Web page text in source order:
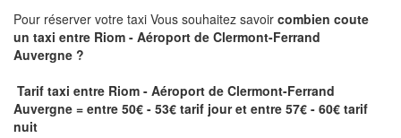
Pour réserver votre taxi Vous souhaitez savoir combien coute
un taxi entre Riom - Aéroport de Clermont-Ferrand
Auvergne ?
Tarif taxi entre Riom - Aéroport de Clermont-Ferrand
Auvergne = entre 50€ - 53€ tarif jour et entre 57€ - 60€ tarif
nuit